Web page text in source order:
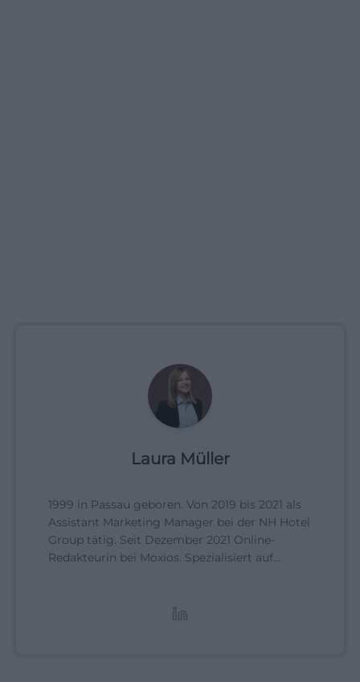
Laura Müller
1999 in Passau geboren. Von 2019 bis 2021 als
Assistant Marketing Manager bei der NH Hotel
Group tätig. Seit Dezember 2021 Online-
Redakteurin bei Moxios. Spezialisiert auf